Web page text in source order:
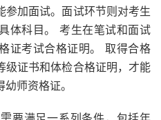
参加面试。面试环节则对考生
体科目。 考生在笔试和面试
证考试合格证明。 取得合格
级证书和体检合格证明，才能
师资格证。